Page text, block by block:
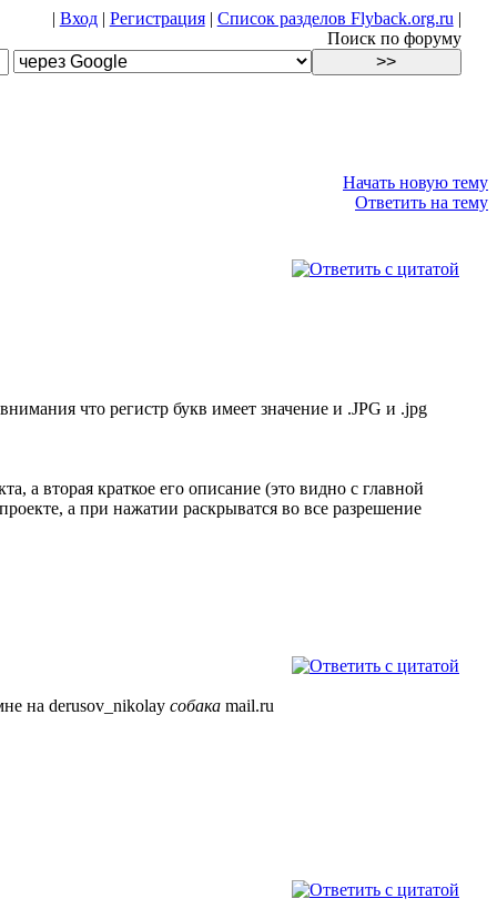
| Вход| Регистрация| Список разделов Flyback.org.ru |
Поиск по форуму
Начать новую тему
Ответить на тему
что регистр букв имеет значение и .JPG и .jpg
а вторая краткое его описание (это видно с главной
а при нажатии раскрыватся во все разрешение
на derusov_nikolay собака mail.ru